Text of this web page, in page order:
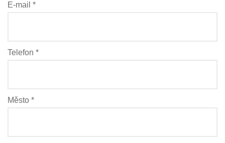
E-mail *
Telefon *
Město *